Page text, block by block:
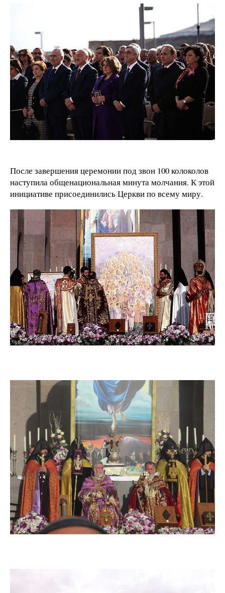
После завершения церемонии под звон 100 колоколов
наступила общенациональная минута молчания. К этой
инициативе присоединились Церкви по всему миру.